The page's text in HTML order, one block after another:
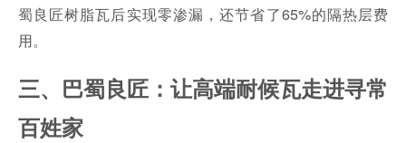
蜀良匠树脂瓦后实现零渗漏，还节省了65%的隔热层费
用。
三、巴蜀良匠：让高端耐候瓦走进寻常
百姓家